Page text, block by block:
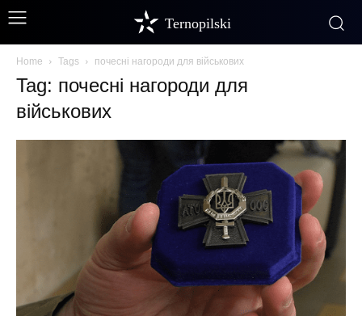
Ternopilski
Home Tags почесні нагороди для військових
Tag: почесні нагороди для
військових